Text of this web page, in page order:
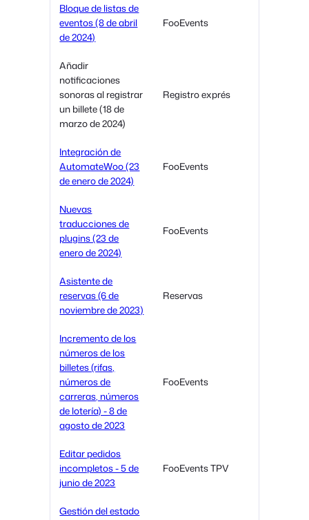
Bloque de listas de
eventos (8 de abril
de 2024)
FooEvents
Añadir
notificaciones
sonoras al registrar
un billete (18 de
marzo de 2024)
Registro exprés
Integración de
AutomateWoo (23
de enero de 2024)
FooEvents
Nuevas
traducciones de
plugins (23 de
enero de 2024)
FooEvents
Asistente de
reservas (6 de
noviembre de 2023)
Reservas
Incremento de los
números de los
billetes (rifas,
números de
carreras, números
de lotería) - 8 de
agosto de 2023
FooEvents
Editar pedidos
incompletos - 5 de
junio de 2023
FooEvents TPV
Gestión del estado